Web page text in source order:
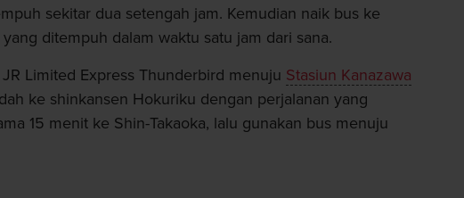
sekitar dua setengah jam. Kemudian naik bus ke
ditempuh dalam waktu satu jam dari sana.
Limited Express Thunderbird menuju Stasiun Kanazawa
ke shinkansen Hokuriku dengan perjalanan yang
15 menit ke Shin-Takaoka, lalu gunakan bus menuju